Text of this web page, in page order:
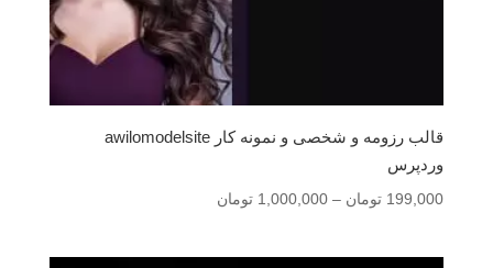
قالب رزومه و شخصی و نمونه کار awilomodelsite
وردپرس
199,000 تومان –
1,000,000 تومانمحدوده